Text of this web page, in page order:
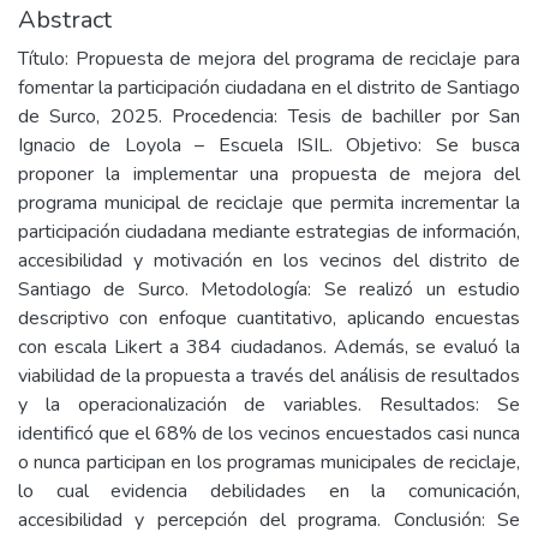
Abstract
Título: Propuesta de mejora del programa de reciclaje para
fomentar la participación ciudadana en el distrito de Santiago
de Surco, 2025. Procedencia: Tesis de bachiller por San
Ignacio de Loyola – Escuela ISIL. Objetivo: Se busca
proponer la implementar una propuesta de mejora del
programa municipal de reciclaje que permita incrementar la
participación ciudadana mediante estrategias de información,
accesibilidad y motivación en los vecinos del distrito de
Santiago de Surco. Metodología: Se realizó un estudio
descriptivo con enfoque cuantitativo, aplicando encuestas
con escala Likert a 384 ciudadanos. Además, se evaluó la
viabilidad de la propuesta a través del análisis de resultados
y la operacionalización de variables. Resultados: Se
identificó que el 68% de los vecinos encuestados casi nunca
o nunca participan en los programas municipales de reciclaje,
lo cual evidencia debilidades en la comunicación,
accesibilidad y percepción del programa. Conclusión: Se